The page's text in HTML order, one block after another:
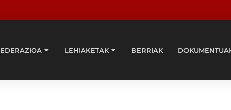
LEHIAKETAK BERRIAK